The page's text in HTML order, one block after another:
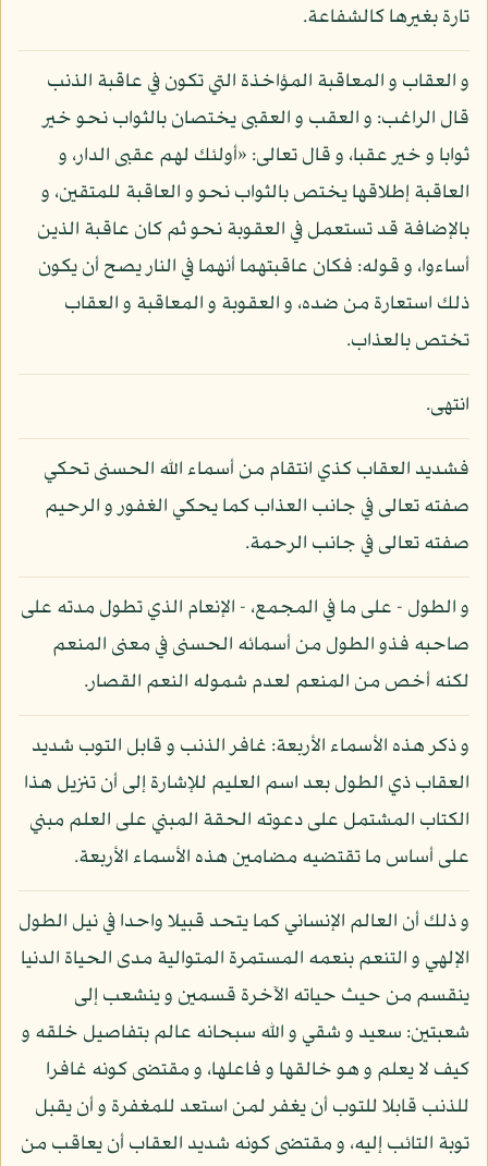
تارة بغيرها كالشفاعة.
و العقاب و المعاقبة المؤاخذة التي تكون في عاقبة الذنب
قال الراغب: و العقب و العقبى يختصان بالثواب نحو خير
ثوابا و خير عقبا، و قال تعالى: «أولئك لهم عقبى الدار، و
العاقبة إطلاقها يختص بالثواب نحو و العاقبة للمتقين، و
بالإضافة قد تستعمل في العقوبة نحو ثم كان عاقبة الذين
أساءوا، و قوله: فكان عاقبتهما أنهما في النار يصح أن يكون
ذلك استعارة من ضده، و العقوبة و المعاقبة و العقاب
تختص بالعذاب.
انتهى.
فشديد العقاب كذي انتقام من أسماء الله الحسنى تحكي
صفته تعالى في جانب العذاب كما يحكي الغفور و الرحيم
صفته تعالى في جانب الرحمة.
و الطول - على ما في المجمع، - الإنعام الذي تطول مدته على
صاحبه فذو الطول من أسمائه الحسنى في معنى المنعم
لكنه أخص من المنعم لعدم شموله النعم القصار.
و ذكر هذه الأسماء الأربعة: غافر الذنب و قابل التوب شديد
العقاب ذي الطول بعد اسم العليم للإشارة إلى أن تنزيل هذا
الكتاب المشتمل على دعوته الحقة المبني على العلم مبني
على أساس ما تقتضيه مضامين هذه الأسماء الأربعة.
و ذلك أن العالم الإنساني كما يتحد قبيلا واحدا في نيل الطول
الإلهي و التنعم بنعمه المستمرة المتوالية مدى الحياة الدنيا
ينقسم من حيث حياته الآخرة قسمين و ينشعب إلى
شعبتين: سعيد و شقي و الله سبحانه عالم بتفاصيل خلقه و
كيف لا يعلم و هو خالقها و فاعلها، و مقتضى كونه غافرا
للذنب قابلا للتوب أن يغفر لمن استعد للمغفرة و أن يقبل
توبة التائب إليه، و مقتضى كونه شديد العقاب أن يعاقب من